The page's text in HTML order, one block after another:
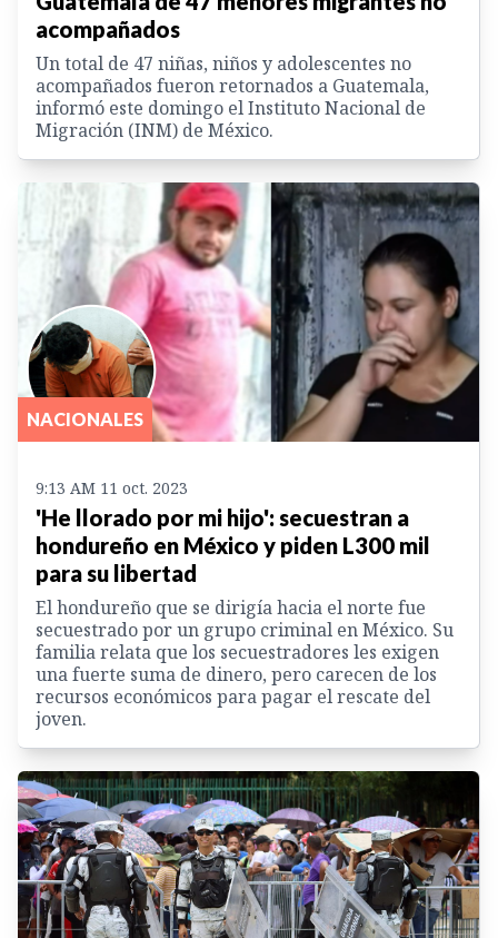
acompañados
Un total de 47 niñas, niños y adolescentes no
acompañados fueron retornados a Guatemala,
informó este domingo el Instituto Nacional de
Migración (INM) de México.
NACIONALES
9:13 AM 11 oct. 2023
'He llorado por mi hijo': secuestran a
hondureño en México y piden L300 mil
para su libertad
El hondureño que se dirigía hacia el norte fue
secuestrado por un grupo criminal en México. Su
familia relata que los secuestradores les exigen
una fuerte suma de dinero, pero carecen de los
recursos económicos para pagar el rescate del
joven.